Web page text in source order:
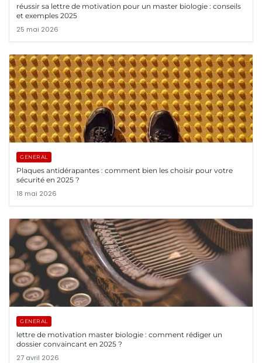
réussir sa lettre de motivation pour un master biologie : conseils
et exemples 2025
25 mai 2026
GENERAL
Plaques antidérapantes : comment bien les choisir pour votre
sécurité en 2025 ?
18 mai 2026
GENERAL
lettre de motivation master biologie : comment rédiger un
dossier convaincant en 2025 ?
27 avril 2026